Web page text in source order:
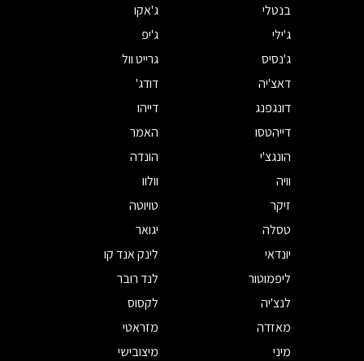
בנטלי
ג'אקו
ג'ילי
ג'יפ
ג'נסיס
גרייט וול
דאצ'יה
דודג'
דונגפנג
דייהו
דייהטסו
האמר
הונגצ'י
הונדה
וויה
וולוו
זיקר
טויוטה
טסלה
יגואר
יונדאי
לינק אנד קו
ליפמוטור
לנד רובר
לנצ'יה
לקסוס
מאזדה
מזראטי
מיני
מיצובישי